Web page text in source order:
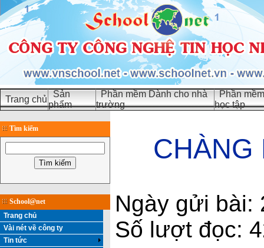
Trang chủ
Sản
phẩm
Phần mềm Dành cho nhà
trường
Phần
học tập
Tìm kiếm
School@net
Trang chủ
Vài nét về công ty
Tin tức
CHÀNG
Ngày gửi bài:
Số lượt đọc: